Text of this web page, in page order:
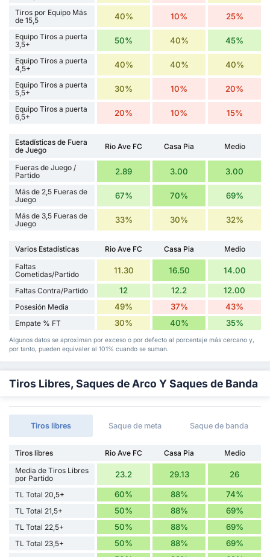
Tiros por Equipo Más
de 15,5
40% 10% 25%
Equipo Tiros a puerta
3,5+
50% 40% 45%
Equipo Tiros a puerta
4,5+
40% 40% 40%
Equipo Tiros a puerta
5,5+
30% 10% 20%
Equipo Tiros a puerta
6,5+
20% 10% 15%
Estadísticas de Fuera
de Juego
Rio Ave FC Casa Pia Medio
Fueras de Juego /
Partido
2.89 3.00 3.00
Más de 2,5 Fueras de
Juego
67% 70% 69%
Más de 3,5 Fueras de
Juego
33% 30% 32%
Varios Estadísticas Rio Ave FC Casa Pia
Medio
Faltas
Cometidas/Partido
11.30 16.50 14.00
Faltas Contra/Partido 12 12.2 12.00
Posesión Media 49% 37% 43%
Empate % FT 30% 40% 35%
Algunos datos se aproximan por exceso o por defecto al porcentaje más cercano y,
por tanto, pueden equivaler al 101% cuando se suman.
Tiros Libres, Saques de Arco Y Saques de Banda
Tiros libres Saque de meta Saque de banda
Tiros libres Rio Ave FC Casa Pia
Medio
Media de Tiros Libres
por Partido
23.2 29.13 26
TL Total 20,5+ 60% 88% 74%
TL Total 21,5+ 50% 88% 69%
TL Total 22,5+ 50% 88% 69%
TL Total 23,5+ 50% 88% 69%